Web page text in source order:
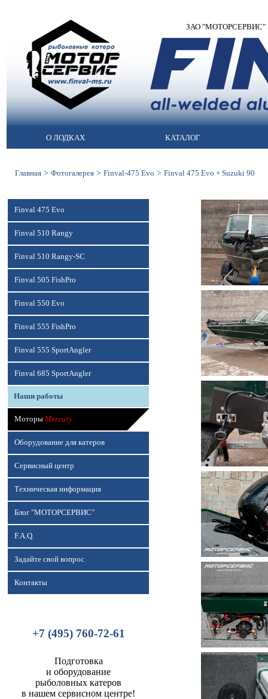
ЗАО "МОТОРСЕРВИС" |
О ЛОДКАХ КАТАЛОГ
Главная > Фотогалерея > Finval-475 Evo > Finval 475 Evo + Suzuki 90
Finval 475 Evo
Finval 510 Rangy
Finval 510 Rangy-SC
Finval 505 FishPro
Finval 550 Evo
Finval 555 FishPro
Finval 555 SportAngler
Finval 685 SportAngler
Наши работы
Моторы Mercury
Оборудование для катеров
Сервисный центр
Техническая информация
Блог "МОТОРСЕРВИС"
F.A.Q.
Задайте свой вопрос
Контакты
+7 (495) 760-72-61
Подготовка
и оборудование
рыболовных катеров
в нашем сервисном центре!